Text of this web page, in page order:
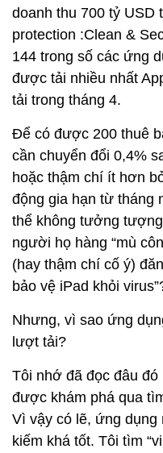
doanh thu 700 tỷ USD
protection :Clean &
144 trong số các ứng
được tải nhiều nhất
tải trong tháng 4.
Để có được 200 thuê
cần chuyển đổi 0,4%
hoặc thậm chí ít hơn
động gia hạn từ tháng
thể không tưởng
người họ hàng “mù
(hay thậm chí cố ý)
bảo vệ iPad khỏi
Nhưng, vì sao ứng
lượt tải?
Tôi nhớ đã đọc đâu
được khám phá qua
Vì vậy có lẽ, ứng
kiếm khá tốt. Tôi tìm